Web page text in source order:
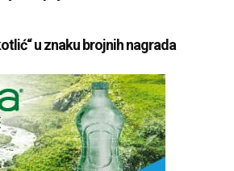
u znaku brojnih nagrada